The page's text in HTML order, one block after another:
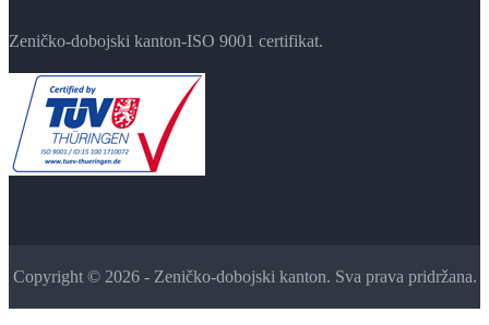
Zeničko-dobojski kanton-ISO 9001 certifikat.
Copyright © 2026 - Zeničko-dobojski kanton. Sva prava pridržana.